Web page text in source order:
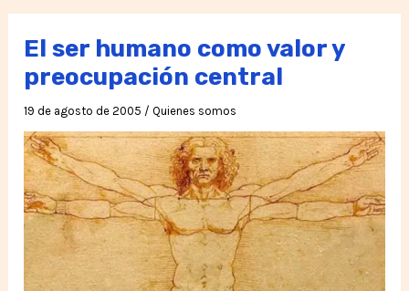
El ser humano como valor y
preocupación central
19 de agosto de 2005 / Quienes somos